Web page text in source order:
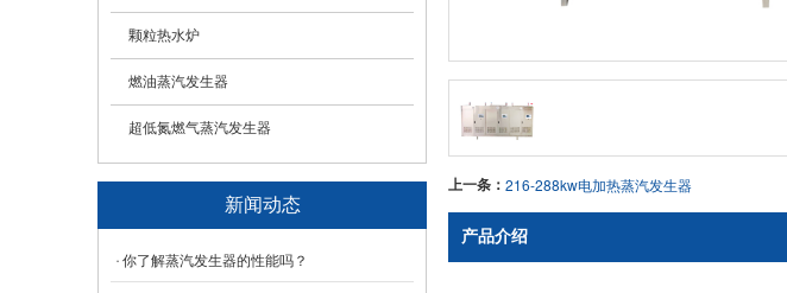
上一条： 216-288kw电加热蒸汽发生器
产品介绍
颗粒热水炉
燃油蒸汽发生器
超低氮燃气蒸汽发生器
新闻动态
你了解蒸汽发生器的性能吗？